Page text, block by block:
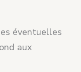
éventuelles
aux